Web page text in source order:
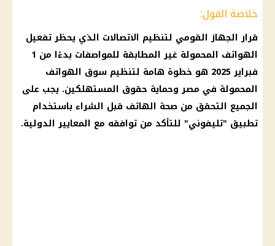
خلاصة القول:
قرار الجهاز القومي لتنظيم الاتصالات الذي يحظر تفعيل
الهواتف المحمولة غير المطابقة للمواصفات بدءًا من 1
فبراير 2025 هو خطوة هامة لتنظيم سوق الهواتف
المحمولة في مصر وحماية حقوق المستهلكين. يجب على
الجميع التحقق من صحة الهاتف قبل الشراء باستخدام
تطبيق "تليفوني" للتأكد من توافقه مع المعايير الدولية.